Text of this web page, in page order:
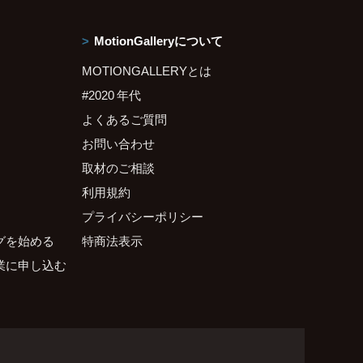
を始める
に申し込む
MotionGalleryについて
MOTIONGALLERYとは
#2020 年代
よくあるご質問
お問い合わせ
取材のご相談
利用規約
プライバシーポリシー
特商法表示